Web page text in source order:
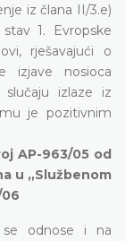
iz člana II/3.e)
1. Evropske
rješavajući o
izjave nosioca
izlaze iz
je pozitivnim
AP-963/05 od
u „Službenom
se odnose i na